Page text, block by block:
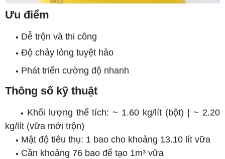
Ưu điểm
• Dễ trộn và thi công
• Độ chảy lỏng tuyệt hảo
• Phát triển cường độ nhanh
Thông số kỹ thuật
• Khối lượng thể tích: ~ 1.60 kg/lít (bột) | ~ 2.20
kg/lít (vữa mới trộn)
• Mật độ tiêu thụ: 1 bao cho khoảng 13.10 lít vữa
• Cần khoảng 76 bao để tạo 1m³ vữa